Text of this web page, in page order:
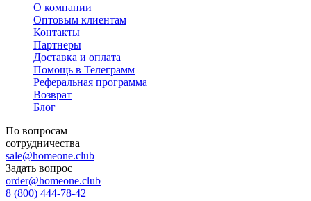
О компании
Оптовым клиентам
Контакты
Партнеры
Доставка и оплата
Помощь в Телеграмм
Реферальная программа
Возврат
Блог
По вопросам
сотрудничества
sale@homeone.club
Задать вопрос
order@homeone.club
8 (800) 444-78-42